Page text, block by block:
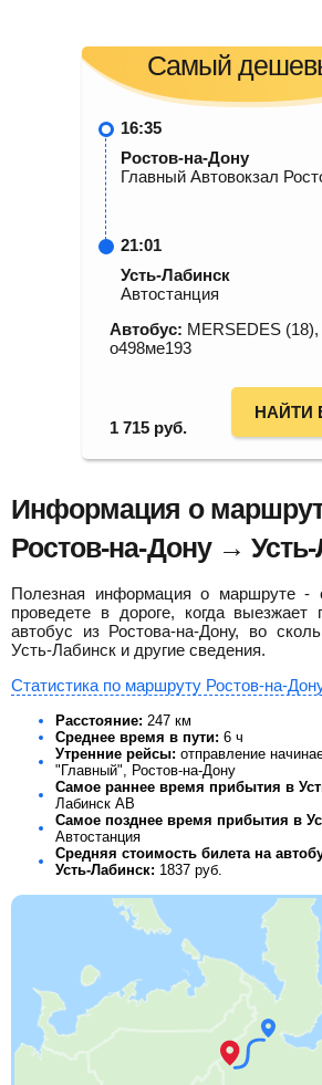
Самый
16:35
Ростов-на-Дону
Главный Автовокзал
21:01
Усть-Лабинск
Автостанция
Автобус: MERSEDES (18),
о498ме193
1 715 руб.
НАЙТИ
Информация о
Ростов-на-Дону →
Полезная информация о маршруте -
проведете в дороге, когда
автобус из Ростова-на-Дону, во
Усть-Лабинск и другие сведения.
Статистика по маршруту Ростов-на-
Расстояние: 247 км
Среднее время в пути: 6 ч
Утренние рейсы: отправление
"Главный", Ростов-на-Дону
Самое раннее время прибытия в
Лабинск АВ
Самое позднее время прибытия в
Автостанция
Средняя стоимость билета на
Усть-Лабинск: 1837 руб.